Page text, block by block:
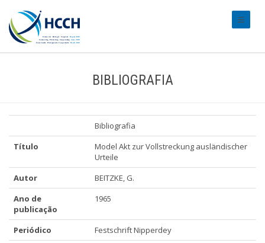
BIBLIOGRAFIA
Bibliografia
Título
Model Akt zur Vollstreckung ausländischer
Urteile
Autor
BEITZKE, G.
Ano de
publicação
1965
Periódico
Festschrift Nipperdey